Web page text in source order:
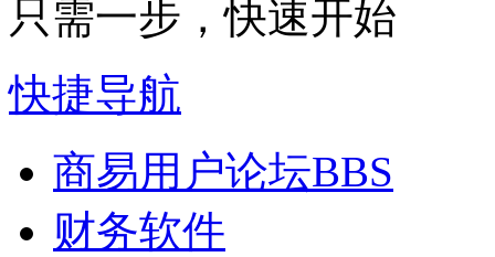
只需一步，快速开始
快捷导航
商易用户论坛BBS
财务软件